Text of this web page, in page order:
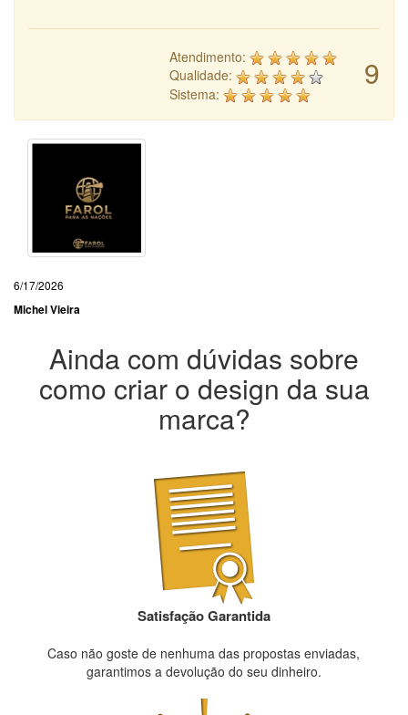
9
Atendimento:
Qualidade:
Sistema:
6/17/2026
Michel Vieira
Ainda com dúvidas sobre
como criar o design da sua
marca?
Satisfação Garantida
Caso não goste de nenhuma das propostas enviadas,
garantimos a devolução do seu dinheiro.